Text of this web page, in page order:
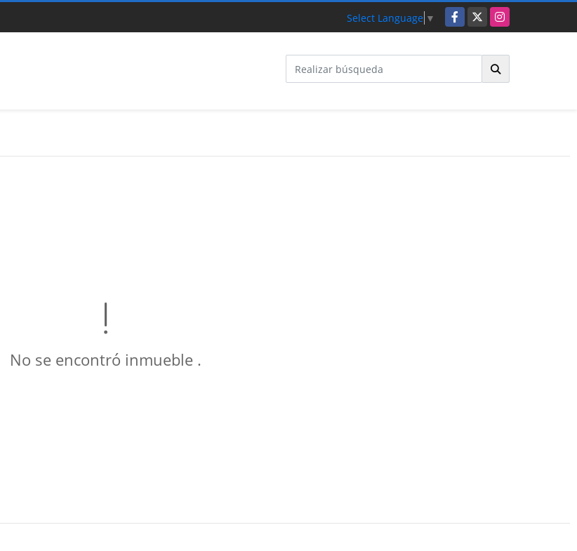
Select Language ▼ Facebook
X Instagram
No se encontró inmueble .